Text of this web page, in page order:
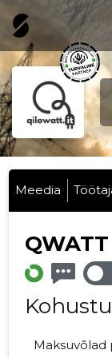
Meedia
Maksuvõlad